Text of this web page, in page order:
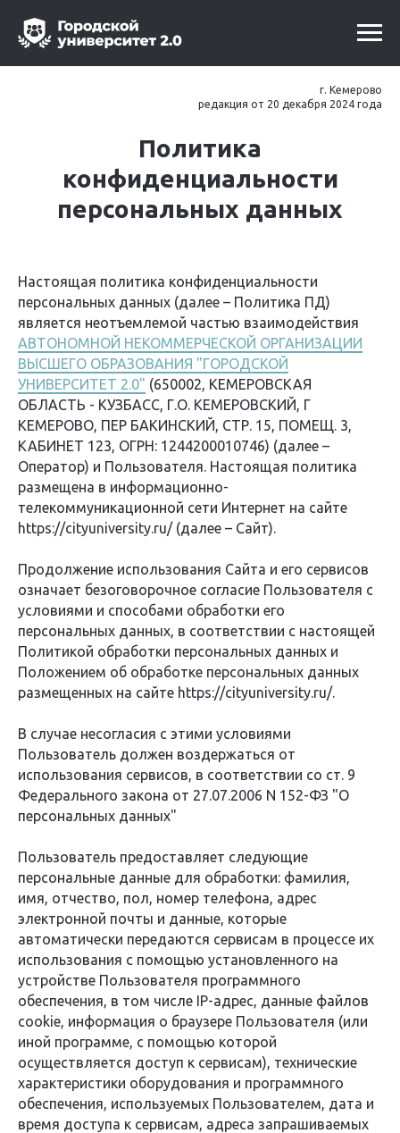
г. Кемерово
редакция от 20 декабря 2024 года
Политика
конфиденциальности
персональных данных
Настоящая политика конфиденциальности
персональных данных (далее – Политика ПД)
является неотъемлемой частью взаимодействия
АВТОНОМНОЙ НЕКОММЕРЧЕСКОЙ ОРГАНИЗАЦИИ
ВЫСШЕГО ОБРАЗОВАНИЯ "ГОРОДСКОЙ
УНИВЕРСИТЕТ 2.0" (650002, КЕМЕРОВСКАЯ
ОБЛАСТЬ - КУЗБАСС, Г.О. КЕМЕРОВСКИЙ, Г
КЕМЕРОВО, ПЕР БАКИНСКИЙ, СТР. 15, ПОМЕЩ. 3,
КАБИНЕТ 123, ОГРН: 1244200010746) (далее –
Оператор) и Пользователя. Настоящая политика
размещена в информационно-
телекоммуникационной сети Интернет на сайте
https://cityuniversity.ru/ (далее – Сайт).
Продолжение использования Сайта и его сервисов
означает безоговорочное согласие Пользователя с
условиями и способами обработки его
персональных данных, в соответствии с настоящей
Политикой обработки персональных данных и
Положением об обработке персональных данных
размещенных на сайте https://cityuniversity.ru/.
В случае несогласия с этими условиями
Пользователь должен воздержаться от
использования сервисов, в соответствии со ст. 9
Федерального закона от 27.07.2006 N 152-ФЗ "О
персональных данных"
Пользователь предоставляет следующие
персональные данные для обработки: фамилия,
имя, отчество, пол, номер телефона, адрес
электронной почты и данные, которые
автоматически передаются сервисам в процессе их
использования с помощью установленного на
устройстве Пользователя программного
обеспечения, в том числе IP-адрес, данные файлов
cookie, информация о браузере Пользователя (или
иной программе, с помощью которой
осуществляется доступ к сервисам), технические
характеристики оборудования и программного
обеспечения, используемых Пользователем, дата и
время доступа к сервисам, адреса запрашиваемых